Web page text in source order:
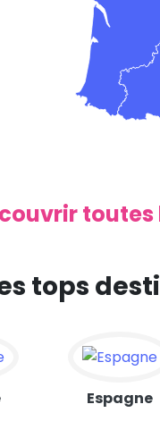
toutes
tops
Espagne